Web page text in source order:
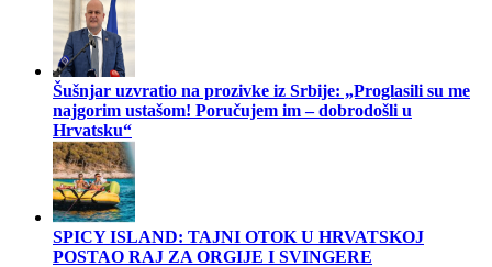
Šušnjar uzvratio na prozivke iz Srbije: „Proglasili su me
najgorim ustašom! Poručujem im – dobrodošli u
Hrvatsku“
SPICY ISLAND: TAJNI OTOK U HRVATSKOJ
POSTAO RAJ ZA ORGIJE I SVINGERE